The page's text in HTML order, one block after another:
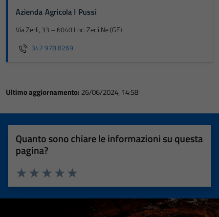
Azienda Agricola I Pussi
Via Zerli, 33 – 6040 Loc. Zerli Ne (GE)
347 978 8269
Ultimo aggiornamento: 26/06/2024, 14:58
Quanto sono chiare le informazioni su questa
pagina?
Valuta 5 stelle su 5
Valuta 4 stelle su 5
Valuta 3 stelle su 5
Valuta 2 stelle su 5
Valuta 1 stelle su 5